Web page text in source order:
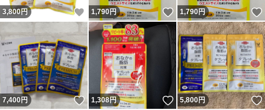
3,800円 いいね！
1,790円 いいね！
1,790円
7,400円 いいね！
1,308円 いいね！
5,800円